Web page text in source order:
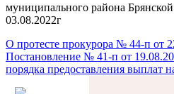
муниципального района
03.08.2022г
Навигация
по
записям
О протесте прокурора № 44-п от
Постановление № 41-п от
порядка предоставления выплат